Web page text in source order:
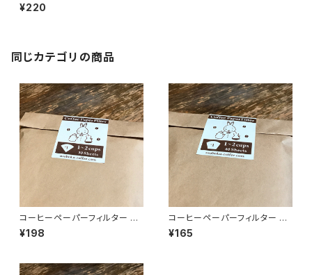
すい形 4cup (30枚入)
¥220
同じカテゴリの商品
コーヒーペーパーフィルター 円
すい形 2cup (30枚入)
¥198
コーヒーペーパーフィルター 台
形 2cup (40枚入)
¥165